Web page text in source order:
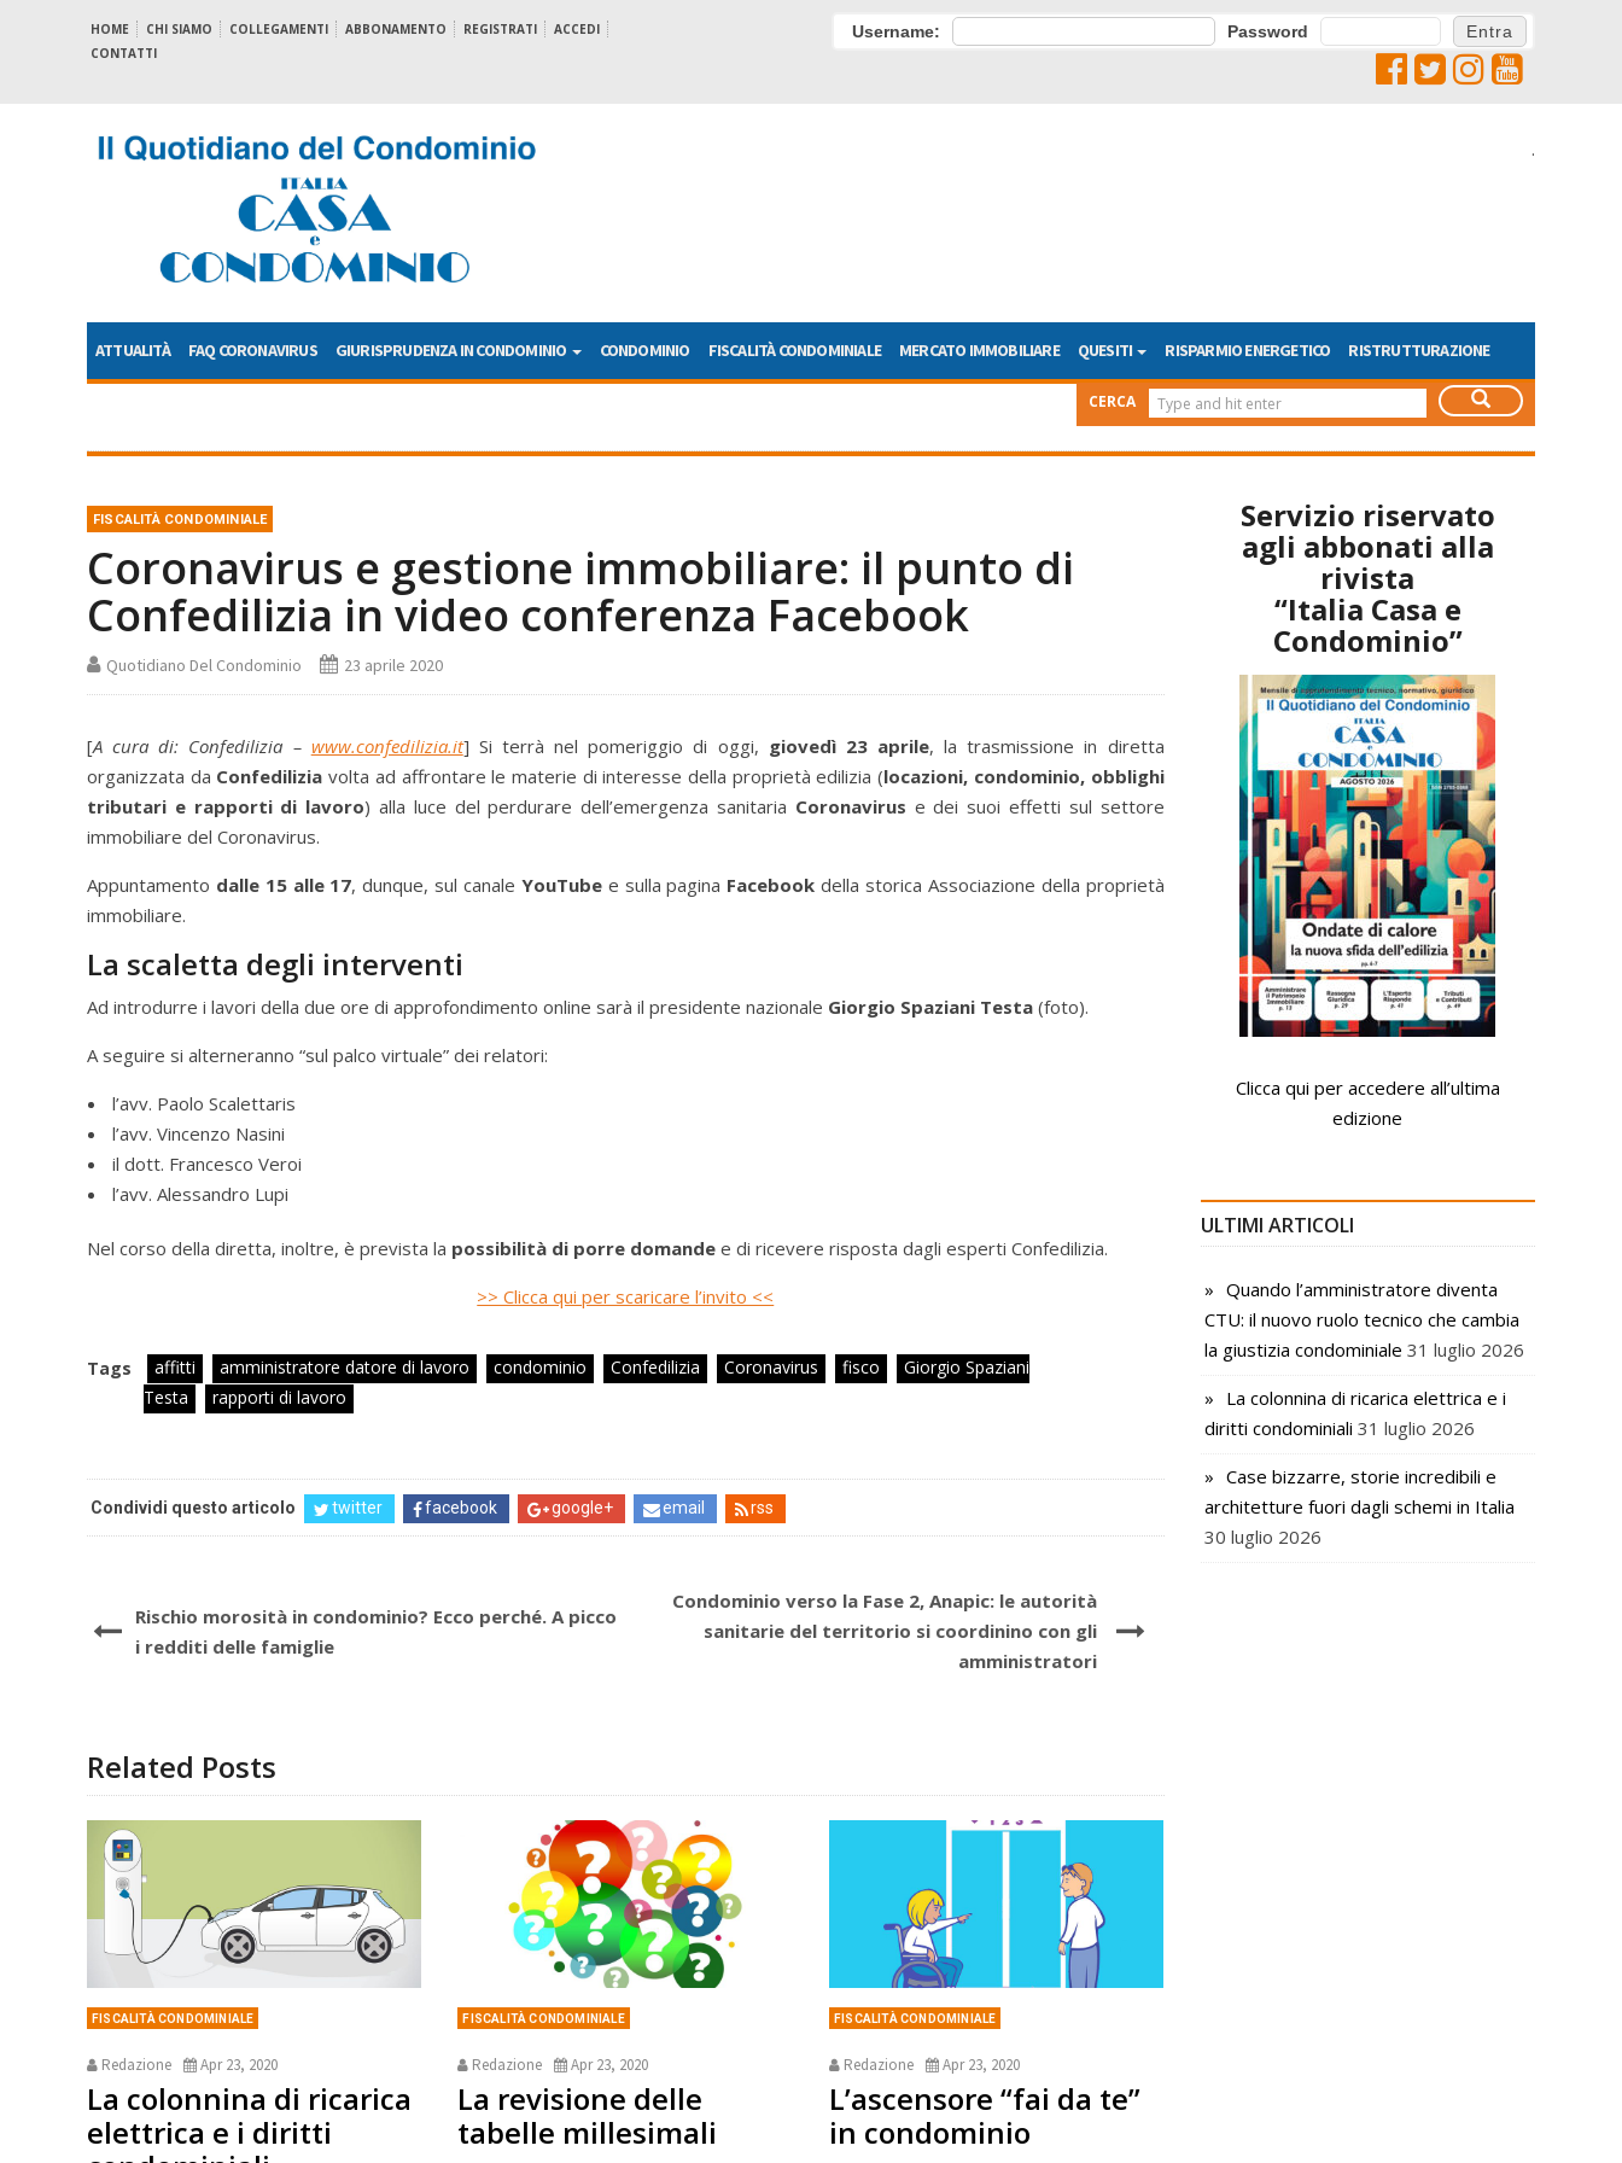
HOME CHI SIAMO COLLEGAMENTI ABBONAMENTO REGISTRATI
ACCEDI
CONTATTI
Username: Password
.
ATTUALITÀ FAQ CORONAVIRUS GIURISPRUDENZA IN CONDOMINIO CONDOMINIO FISCALITÀ CONDOMINIALE MERCATO IMMOBILIARE QUESITI RISPARMIO ENERGETICO RISTRUTTURAZIONE
CERCA
FISCALITÀ CONDOMINIALE
Coronavirus e gestione immobiliare: il punto di
Confedilizia in video conferenza Facebook
Quotidiano Del Condominio 23 aprile 2020
[A cura di: Confedilizia – www.confedilizia.it] Si terrà nel pomeriggio di oggi, giovedì 23 aprile, la trasmissione in diretta
organizzata da Confedilizia volta ad affrontare le materie di interesse della proprietà edilizia (locazioni, condominio, obblighi
tributari e rapporti di lavoro) alla luce del perdurare dell’emergenza sanitaria Coronavirus e dei suoi effetti sul settore
immobiliare del Coronavirus.
Appuntamento dalle 15 alle 17, dunque, sul canale YouTubee sulla pagina Facebook della storica Associazione della proprietà
immobiliare.
La scaletta degli interventi
Ad introdurre i lavori della due ore di approfondimento online sarà il presidente nazionale Giorgio Spaziani Testa (foto).
A seguire si alterneranno “sul palco virtuale” dei relatori:
l’avv. Paolo Scalettaris
l’avv. Vincenzo Nasini
il dott. Francesco Veroi
l’avv. Alessandro Lupi
Nel corso della diretta, inoltre, è prevista la possibilità di porre domande e di ricevere risposta dagli esperti Confedilizia.
>> Clicca qui per scaricare l’invito <<
Tags affitti amministratore datore di lavoro condominio Confedilizia Coronavirus fisco
Giorgio Spaziani
Testa
rapporti di lavoro
Condividi questo articolo twitter facebook google+ email rss
Rischio morosità in condominio? Ecco perché. A picco
i redditi delle famiglie
Condominio verso la Fase 2, Anapic: le autorità
sanitarie del territorio si coordinino con gli
amministratori
Related Posts
FISCALITÀ CONDOMINIALE
Redazione Apr 23, 2020
La colonnina di ricarica
elettrica e i diritti
FISCALITÀ CONDOMINIALE
Redazione Apr 23, 2020
La revisione delle
tabelle millesimali
FISCALITÀ CONDOMINIALE
Redazione Apr 23, 2020
L’ascensore “fai da te”
in condominio
Servizio riservato
agli abbonati alla
rivista
“Italia Casa e
Condominio”
Clicca qui per accedere all’ultima
edizione
ULTIMI ARTICOLI
Quando l’amministratore diventa
CTU: il nuovo ruolo tecnico che cambia
la giustizia condominiale 31 luglio 2026
La colonnina di ricarica elettrica e i
diritti condominiali 31 luglio 2026
Case bizzarre, storie incredibili e
architetture fuori dagli schemi in Italia
30 luglio 2026